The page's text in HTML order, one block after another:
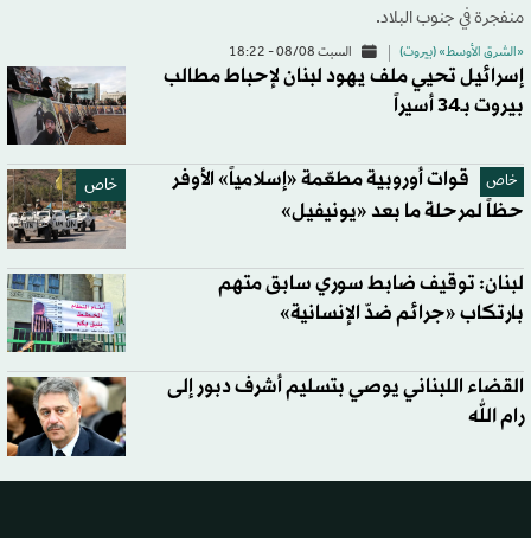
منفجرة في جنوب البلاد.
«الشرق الأوسط» (بيروت) السبت 08/08 - 18:22
إسرائيل تحيي ملف يهود لبنان لإحباط مطالب
بيروت بـ34 أسيراً
خاص خاص
قوات أوروبية مطعّمة «إسلامياً» الأوفر
حظاً لمرحلة ما بعد «يونيفيل»
لبنان: توقيف ضابط سوري سابق متهم
بارتكاب «جرائم ضدّ الإنسانية»
القضاء اللبناني يوصي بتسليم أشرف دبور إلى
رام الله